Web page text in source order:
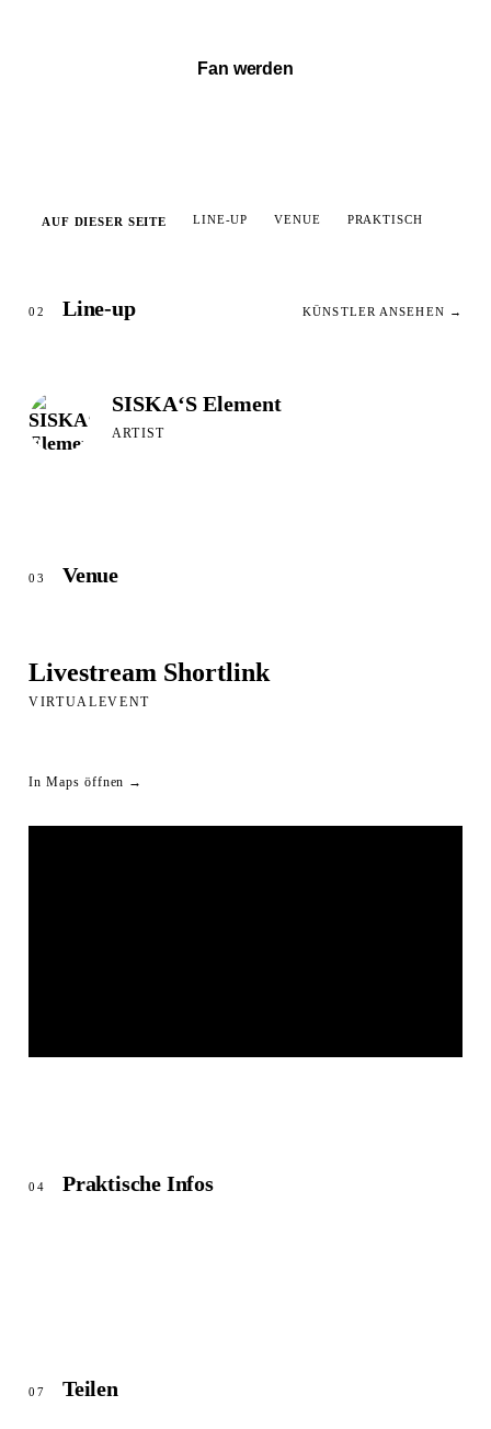
Fan werden
AUF DIESER SEITE LINE-UP VENUE PRAKTISCH
02 Line-up KÜNSTLER ANSEHEN →
SISKA‘S Element
ARTIST
03 Venue
Livestream Shortlink
VIRTUALEVENT
In Maps öffnen →
04 Praktische Infos
07 Teilen